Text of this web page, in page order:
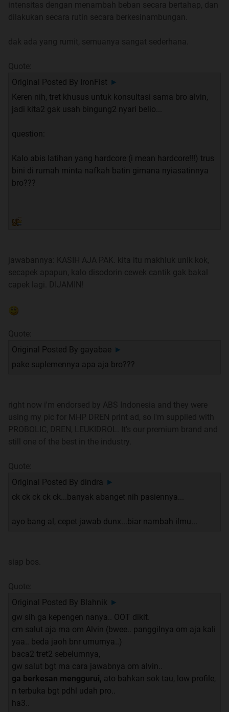
Multiple Answer
Mempertahankan Bentuk Body dan Waktu Konsumsi
Protein yang Tepat
Tips Menaikan Muscle Mass
Fat Burner dan Crunch
Cut Between Rest
Sedikit Motivasi
Seputar Konsumsi Whey
Seputar Fat Burner
Seputar Snack
Protein Sebelum Cardio
Sedikit Advice
Alat Ukur Lemak
Seputar Catabolic
Pola Makan
Original Posted By
AluriaSoria ►
Sedikit masukan untuk yang mau nanya
NANYA YANG DETAIL 1
NANYA YANG DETAIL 2
NANYA YANG DETAIL 3
intensitas dengan menambah beban secara bertahap, dan
dilakukan secara rutin secara berkesinambungan.
dak ada yang rumit, semuanya sangat sederhana.
Quote:
Original Posted By IronFist ►
Keren nih, tret khusus untuk konsultasi sama bro alvin,
jadi kita2 gak usah bingung2 nyari belio...
question:
Kalo abis latihan yang hardcore (i mean hardcore!!!) trus
bini di rumah minta nafkah batin gimana nyiasatinnya
bro???
jawabannya: KASIH AJA PAK. kita itu makhluk unik kok,
secapek apapun, kalo disodorin cewek cantik gak bakal
capek lagi. DIJAMIN!
Quote:
Original Posted By gayabae ►
pake suplemennya apa aja bro???
right now i'm endorsed by ABS Indonesia and they were
using my pic for MHP DREN print ad, so i'm supplied with
PROBOLIC, DREN, LEUKIDROL. It's our premium brand and
still one of the best in the industry.
Quote:
Original Posted By dindra ►
ck ck ck ck ck...banyak abanget nih pasiennya...
ayo bang al, cepet jawab dunx...biar nambah ilmu...
siap bos.
Quote:
Original Posted By Blahnik ►
gw sih ga kepengen nanya.. OOT dikit.
cm salut aja ma om Alvin (bwee.. panggilnya om aja kali
yaa.. beda jaoh bnr umurnya..)
baca2 tret2 sebelumnya,
gw salut bgt ma cara jawabnya om alvin..
ga berkesan menggurui, ato bahkan sok tau, low profile,
n terbuka bgt pdhl udah pro..
ha3..